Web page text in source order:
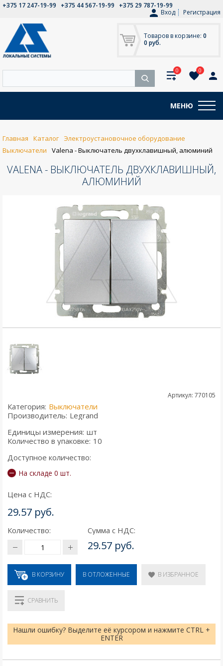
+375 17 247-19-99 +375 44 567-19-99
+375 29 787-19-99
Вход
Регистрация
Товаров в корзине: 0
0 руб.
0 0
МЕНЮ
Главная Каталог
Электроустановочное оборудование
Выключатели
Valena - Выключатель двухклавишный, алюминий
VALENA - ВЫКЛЮЧАТЕЛЬ ДВУХКЛАВИШНЫЙ,
АЛЮМИНИЙ
Артикул: 770105
Категория: Выключатели
Производитель: Legrand
Единицы измерения: шт
Количество в упаковке: 10
Доступное количество:
На складе 0 шт.
Цена с НДС:
29.57 руб.
Количество: Сумма с НДС:
29.57 руб.
В КОРЗИНУ В ОТЛОЖЕННЫЕ В ИЗБРАННОЕ
СРАВНИТЬ
Нашли ошибку? Выделите её курсором и нажмите CTRL +
ENTER